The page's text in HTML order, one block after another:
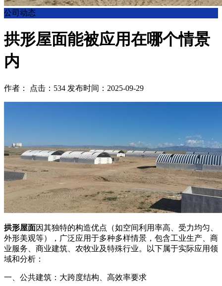
公司动态
拱形屋面能被应用在哪个情景
内
作者： 点击：534 发布时间：2025-09-29
拱形屋面因其独特的构造优点（如空间利用率高、受力均匀、
外形美观等），广泛应用于多种多样情景，包含工业生产、商
业服务、商业建筑、农牧业及特殊行业。以下属于实际应用领
域和分析：
一、公共建筑：大跨度结构、高效率要求